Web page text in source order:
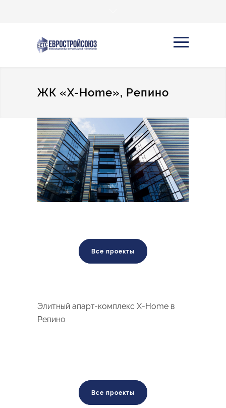
ЖК «X-Home», Репино
Все проекты
Элитный апарт-комплекс X-Home в
Репино
Все проекты